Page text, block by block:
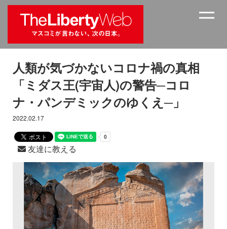
人類が気づかないコロナ禍の真相
「ミダス王(宇宙人)の警告─コロ
ナ・パンデミックのゆくえ─」
2022.02.17
友達に教える